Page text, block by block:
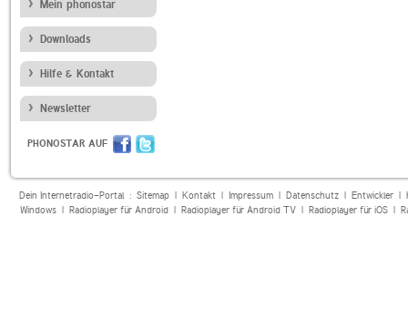
Mein phonostar
Downloads
Hilfe & Kontakt
Newsletter
PHONOSTAR AUF
Dein Internetradio-Portal : Sitemap| Kontakt| Impressum| Datenschutz| Entwickler|
Windows| Radioplayer für Android| Radioplayer für Android TV| Radioplayer für iOS|